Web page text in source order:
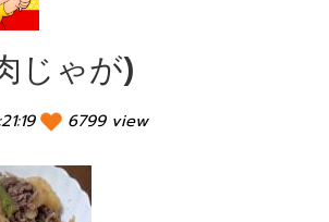
じゃが)
6799 view